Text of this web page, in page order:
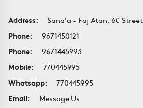
Address:
Sana'a - Faj Atan, 60 Street
Phone:
9671450121
Phone:
9671445993
Mobile:
770445995
Whatsapp:
770445995
Email:
Message Us